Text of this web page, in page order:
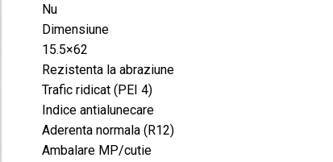
Nu
Dimensiune
15.5×62
Rezistenta la abraziune
Trafic ridicat (PEI 4)
Indice antialunecare
Aderenta normala (R12)
Ambalare MP/cutie